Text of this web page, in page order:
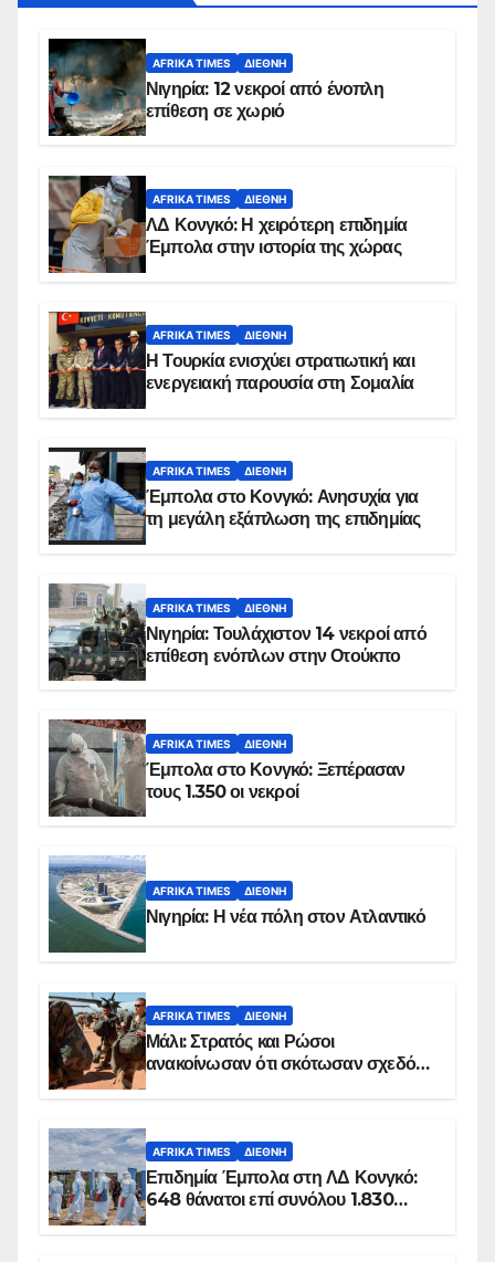
AFRIKA TIMES ΔΙΕΘΝΉ
Νιγηρία: 12 νεκροί από ένοπλη
επίθεση σε χωριό
AFRIKA TIMES ΔΙΕΘΝΉ
ΛΔ Κονγκό: Η χειρότερη επιδημία
Έμπολα στην ιστορία της χώρας
AFRIKA TIMES ΔΙΕΘΝΉ
Η Τουρκία ενισχύει στρατιωτική και
ενεργειακή παρουσία στη Σομαλία
AFRIKA TIMES ΔΙΕΘΝΉ
Έμπολα στο Κονγκό: Ανησυχία για
τη μεγάλη εξάπλωση της επιδημίας
AFRIKA TIMES ΔΙΕΘΝΉ
Νιγηρία: Τουλάχιστον 14 νεκροί από
επίθεση ενόπλων στην Οτούκπο
AFRIKA TIMES ΔΙΕΘΝΉ
Έμπολα στο Κονγκό: Ξεπέρασαν
τους 1.350 οι νεκροί
AFRIKA TIMES ΔΙΕΘΝΉ
Νιγηρία: Η νέα πόλη στον Ατλαντικό
AFRIKA TIMES ΔΙΕΘΝΉ
Μάλι: Στρατός και Ρώσοι
ανακοίνωσαν ότι σκότωσαν σχεδόν
AFRIKA TIMES ΔΙΕΘΝΉ
Επιδημία Έμπολα στη ΛΔ Κονγκό:
648 θάνατοι επί συνόλου 1.830